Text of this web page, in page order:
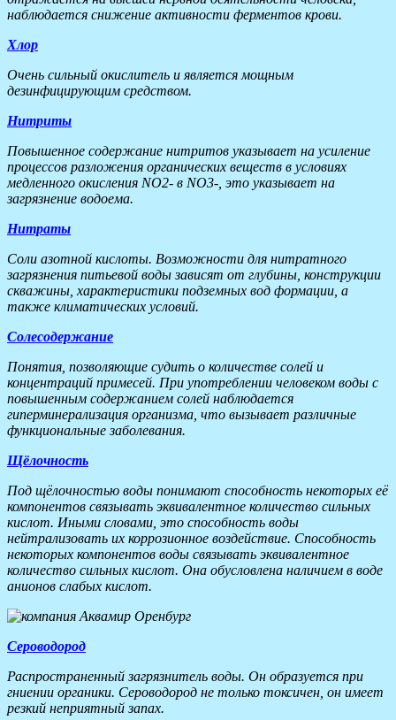
наблюдается снижение активности ферментов крови.
Хлор
Очень сильный окислитель и является мощным
дезинфицирующим средством.
Нитриты
Повышенное содержание нитритов указывает на усиление
процессов разложения органических веществ в условиях
медленного окисления NO2- в NO3-, это указывает на
загрязнение водоема.
Нитраты
Соли азотной кислоты. Возможности для нитратного
загрязнения питьевой воды зависят от глубины, конструкции
скважины, характеристики подземных вод формации, а
также климатических условий.
Солесодержание
Понятия, позволяющие судить о количестве солей и
концентраций примесей. При употреблении человеком воды с
повышенным содержанием солей наблюдается
гиперминерализация организма, что вызывает различные
функциональные заболевания.
Щёлочность
Под щёлочностью воды понимают способность некоторых её
компонентов связывать эквивалентное количество сильных
кислот. Иными словами, это способность воды
нейтрализовать их коррозионное воздействие. Способность
некоторых компонентов воды связывать эквивалентное
количество сильных кислот. Она обусловлена наличием в воде
анионов слабых кислот.
Сероводород
Распространенный загрязнитель воды. Он образуется при
гниении органики. Сероводород не только токсичен, он имеет
резкий неприятный запах.